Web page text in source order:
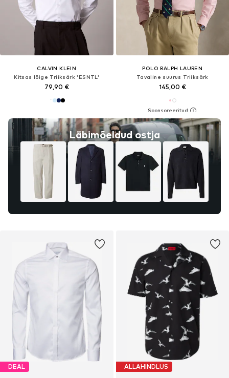
CALVIN KLEIN
Kitsas lõige Triiksärk 'ESNTL'
79,90 €
Läbimõeldud ostja
POLO RALPH LAUREN
Tavaline suurus Triiksärk
145,00 €
DEAL ALLAHINDLUS